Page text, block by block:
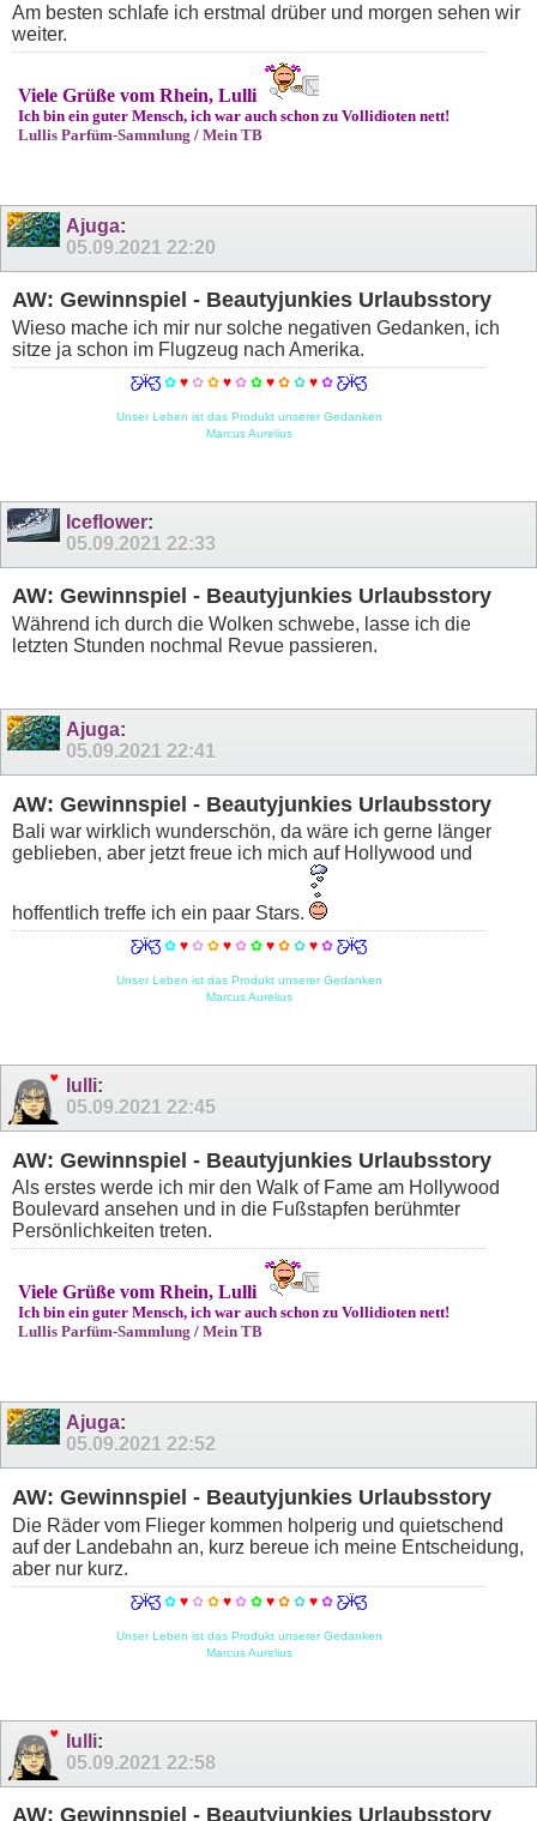
Am besten schlafe ich erstmal drüber und morgen sehen wir
weiter.
Viele Grüße vom Rhein, Lulli
Ich bin ein guter Mensch, ich war auch schon zu Vollidioten nett!
Lullis Parfüm-Sammlung / Mein TB
Ajuga:
05.09.2021 22:20
AW: Gewinnspiel - Beautyjunkies Urlaubsstory
Wieso mache ich mir nur solche negativen Gedanken, ich
sitze ja schon im Flugzeug nach Amerika.
Ƹ̵̡Ӝ̵̨̄Ʒ ✿♥✿ ✿ ♥✿✿♥✿✿♥✿Ƹ̵̡Ӝ̵̨̄Ʒ
Unser Leben ist das Produkt unserer Gedanken
Marcus Aurelius
Iceflower:
05.09.2021 22:33
AW: Gewinnspiel - Beautyjunkies Urlaubsstory
Während ich durch die Wolken schwebe, lasse ich die
letzten Stunden nochmal Revue passieren.
Ajuga:
05.09.2021 22:41
AW: Gewinnspiel - Beautyjunkies Urlaubsstory
Bali war wirklich wunderschön, da wäre ich gerne länger
geblieben, aber jetzt freue ich mich auf Hollywood und
hoffentlich treffe ich ein paar Stars.
Ƹ̵̡Ӝ̵̨̄Ʒ ✿♥✿ ✿ ♥✿✿♥✿✿♥✿Ƹ̵̡Ӝ̵̨̄Ʒ
Unser Leben ist das Produkt unserer Gedanken
Marcus Aurelius
lulli:
05.09.2021 22:45
AW: Gewinnspiel - Beautyjunkies Urlaubsstory
Als erstes werde ich mir den Walk of Fame am Hollywood
Boulevard ansehen und in die Fußstapfen berühmter
Persönlichkeiten treten.
Viele Grüße vom Rhein, Lulli
Ich bin ein guter Mensch, ich war auch schon zu Vollidioten nett!
Lullis Parfüm-Sammlung / Mein TB
Ajuga:
05.09.2021 22:52
AW: Gewinnspiel - Beautyjunkies Urlaubsstory
Die Räder vom Flieger kommen holperig und quietschend
auf der Landebahn an, kurz bereue ich meine Entscheidung,
aber nur kurz.
Ƹ̵̡Ӝ̵̨̄Ʒ ✿♥✿ ✿ ♥✿✿♥✿✿♥✿Ƹ̵̡Ӝ̵̨̄Ʒ
Unser Leben ist das Produkt unserer Gedanken
Marcus Aurelius
lulli:
05.09.2021 22:58
AW: Gewinnspiel - Beautyjunkies Urlaubsstory